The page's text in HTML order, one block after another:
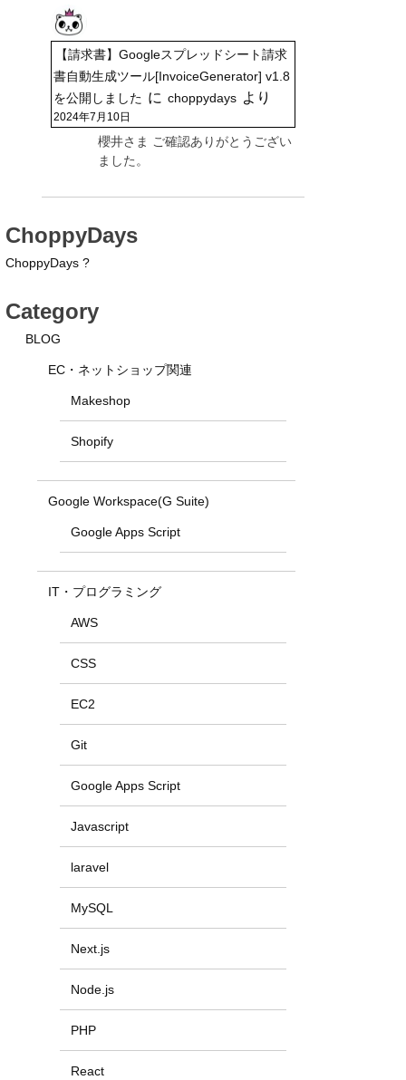
【請求書】Googleスプレッドシート請求
書自動生成ツール[InvoiceGenerator] v1.8
を公開しました に choppydays より
2024年7月10日
櫻井さま ご確認ありがとうござい
ました。
ChoppyDays
ChoppyDays ?
Category
BLOG
EC・ネットショップ関連
Makeshop
Shopify
Google Workspace(G Suite)
Google Apps Script
IT・プログラミング
AWS
CSS
EC2
Git
Google Apps Script
Javascript
laravel
MySQL
Next.js
Node.js
PHP
React